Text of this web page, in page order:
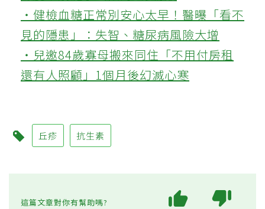
‧健檢血糖正常別安心太早！醫曝「看不
見的隱患」：失智、糖尿病風險大增
‧兒邀84歲寡母搬來同住「不用付房租
還有人照顧」1個月後幻滅心寒
丘疹 抗生素
這篇文章對你有幫助嗎?